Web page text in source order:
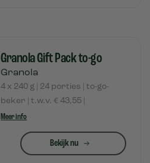
Granola Gift Pack to-go
Granola
4 x 240 g | 24 porties | to-go-
beker | t.w.v. € 43,55 |
Meer info
Bekijk nu